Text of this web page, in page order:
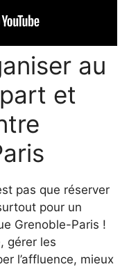
au
et
pas que réserver
pour un
Grenoble-Paris !
gérer les
l’affluence, mieux